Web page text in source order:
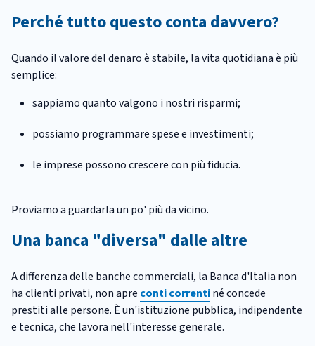
Perché tutto questo conta davvero?
Quando il valore del denaro è stabile, la vita quotidiana è più
semplice:
sappiamo quanto valgono i nostri risparmi;
possiamo programmare spese e investimenti;
le imprese possono crescere con più fiducia.
Proviamo a guardarla un po' più da vicino.
Una banca "diversa" dalle altre
A differenza delle banche commerciali, la Banca d'Italia non
ha clienti privati, non apre conti correntiné concede
prestiti alle persone. È un'istituzione pubblica, indipendente
e tecnica, che lavora nell'interesse generale.